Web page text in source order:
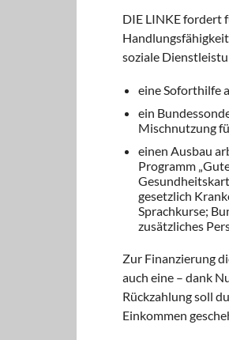
DIE LINKE fordert
soziale
eine Soforthilfe
ein
Mischnutzung
einen Ausbau
Programm
gesetzlich
Sprachkurse;
zusätzliches
Zur Finanzierung
auch eine – dank
Rückzahlung soll
Einkommen